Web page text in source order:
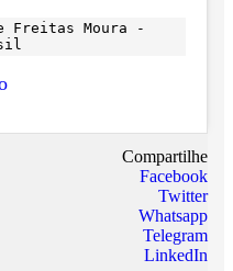
Freitas Moura -
Compartilhe
Facebook
Twitter
Whatsapp
Telegram
LinkedIn